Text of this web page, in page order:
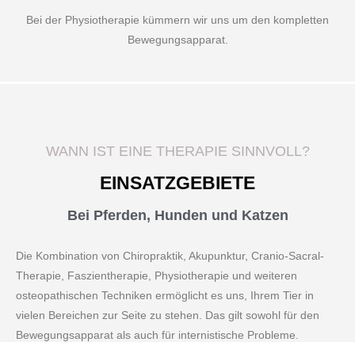
Bei der Physiotherapie kümmern wir uns um den kompletten
Bewegungsapparat.
WANN IST EINE THERAPIE SINNVOLL?
EINSATZGEBIETE
Bei Pferden, Hunden und Katzen
Die Kombination von Chiropraktik, Akupunktur, Cranio-Sacral-
Therapie, Faszientherapie, Physiotherapie und weiteren
osteopathischen Techniken ermöglicht es uns, Ihrem Tier in
vielen Bereichen zur Seite zu stehen. Das gilt sowohl für den
Bewegungsapparat als auch für internistische Probleme.